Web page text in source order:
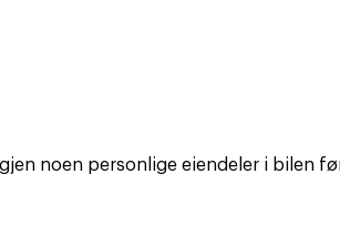
noen personlige eiendeler i bilen